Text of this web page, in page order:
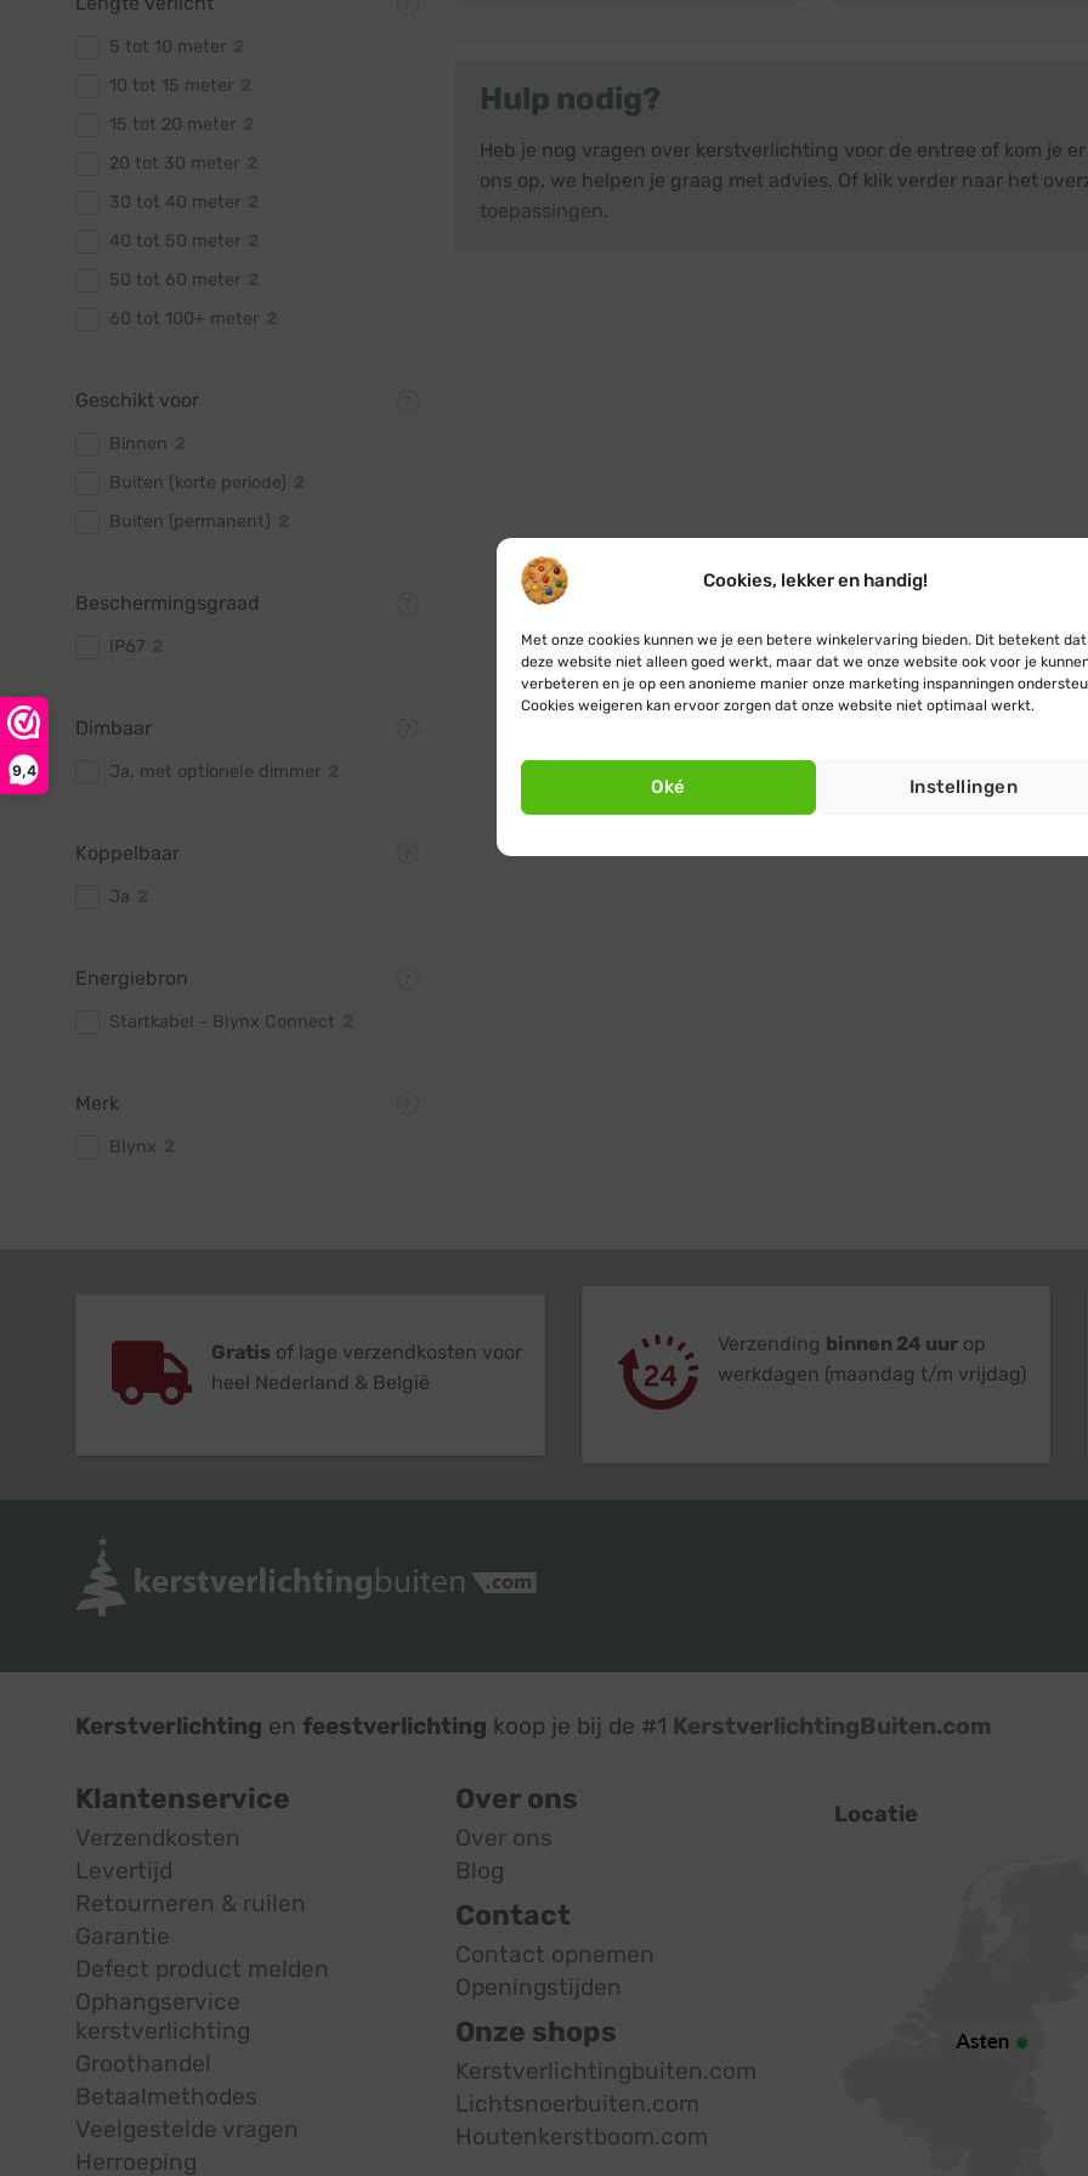
Cookies, lekker en handig!
Met onze cookies kunnen we je een betere winkelervaring bieden. Dit betekent dat
deze website niet alleen goed werkt, maar dat we onze website ook voor je
verbeteren en je op een anonieme manier onze marketing inspanningen
Cookies weigeren kan ervoor zorgen dat onze website niet optimaal werkt.
Oké Instellingen
9,4
5 tot 10 meter
10 tot 15 meter
15 tot 20 meter
20 tot 30 meter
30 tot 40 meter
40 tot 50 meter
50 tot 60 meter
60 tot 100+ meter
Geschikt voor
Binnen
Buiten (korte periode)
Buiten (permanent)
Beschermingsgraad
IP67
Dimbaar
Ja, met optionele dimmer
Koppelbaar
Ja
Energiebron
Startkabel - Blynx Connect
Merk
Blynx
Hulp nodig?
Heb je nog vragen over kerstverlichting voor de entree of kom je
ons op, we helpen je graag met advies. Of klik verder naar het
toepassingen.
Gratis of lage verzendkosten voor
heel Nederland & België
Verzending binnen 24 uurop
werkdagen (maandag t/m vrijdag)
Kerstverlichting en feestverlichting koop je bij de #1 KerstverlichtingBuiten.com
Klantenservice
Verzendkosten
Levertijd
Retourneren & ruilen
Garantie
Defect product melden
Ophangservice
kerstverlichting
Groothandel
Betaalmethodes
Veelgestelde vragen
Herroeping
Over ons
Over ons
Blog
Contact
Contact opnemen
Openingstijden
Onze shops
Kerstverlichtingbuiten.com
Lichtsnoerbuiten.com
Houtenkerstboom.com
Locatie